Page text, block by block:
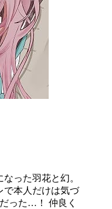
った羽花と幻。
で本人だけは気づ
った…！ 仲良く